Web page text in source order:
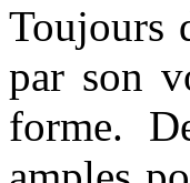
Toujours
par son
forme.